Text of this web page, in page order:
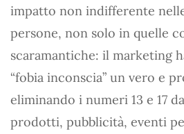
impatto non indifferente
persone, non solo in quelle
scaramantiche: il marketing
“fobia inconscia” un vero e
eliminando i numeri 13 e 17
prodotti, pubblicità, eventi